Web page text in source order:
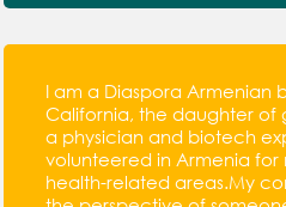
I am a Diaspora Armenian
California, the daughter of
a physician and biotech
volunteered in Armenia for
health-related areas.My